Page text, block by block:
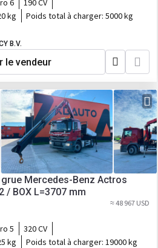
6
190 CV
kg Poids total à charger: 5000 kg
B.V.
le vendeur
Mercedes-Benz Actros
/ BOX L=3707 mm
≈ 48 967 USD
5
320 CV
kg Poids total à charger: 19000 kg